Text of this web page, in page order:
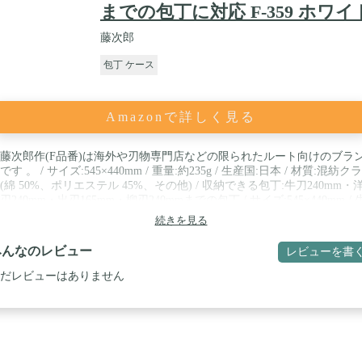
までの包丁に対応 F-359 ホワイ
藤次郎
包丁 ケース
Amazonで詳しく見る
次郎作(F品番)は海外や刃物専門店などの限られたルート向けのブラ
す 。 / サイズ:545×440mm / 重量:約235g / 生産国:日本 / 材質:混紡ク
綿 50%、ポリエステル 45%、その他) / 収納できる包丁:牛刀240mm・
続きを見る
なのレビュー レビューを書く
レビューはありません